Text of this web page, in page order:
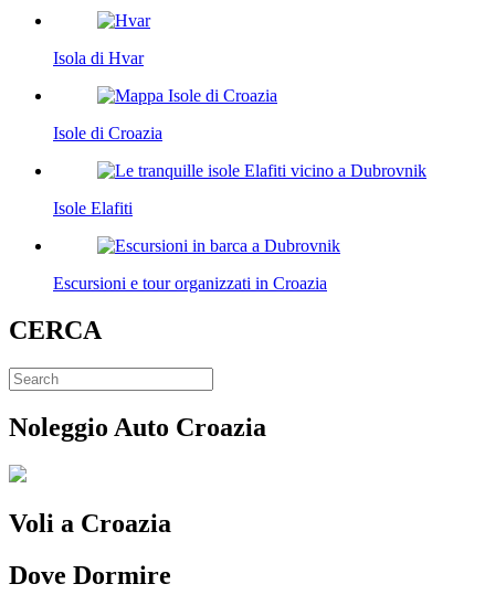
Isola di Hvar
Isole di Croazia
Isole Elafiti
Escursioni e tour organizzati in Croazia
CERCA
Noleggio Auto Croazia
Voli a Croazia
Dove Dormire